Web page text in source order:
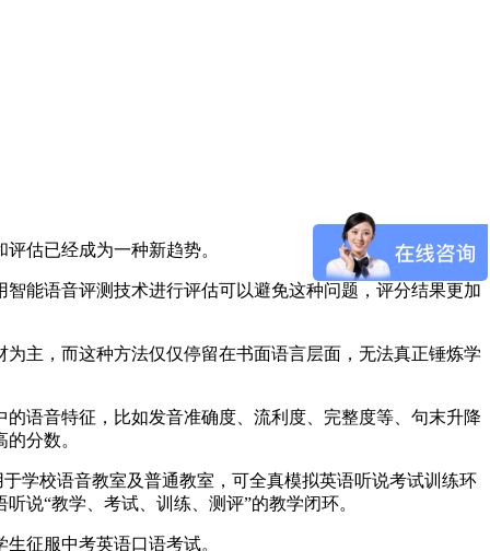
评估已经成为一种新趋势。
能语音评测技术进行评估可以避免这种问题，评分结果更加
主，而这种方法仅仅停留在书面语言层面，无法真正锤炼学
语音特征，比如发音准确度、流利度、完整度等、句末升降
分数。
学校语音教室及普通教室，可全真模拟英语听说考试训练环
说“教学、考试、训练、测评”的教学闭环。
征服中考英语口语考试。